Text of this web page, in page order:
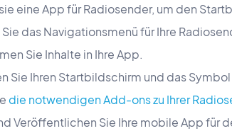
eine App für Radiosender, um den
das Navigationsmenü für Ihre
Sie Inhalte in Ihre App.
Sie Ihren Startbildschirm und das
die notwendigen Add-ons zu Ihrer
Veröffentlichen Sie Ihre mobile App für